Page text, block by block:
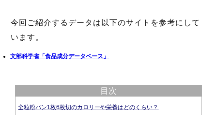
今回ご紹介するデータは以下のサイトを参考にして
います。
文部科学省「食品成分データベース」
目次
全粒粉パン1枚6枚切のカロリーや栄養はどのくらい？